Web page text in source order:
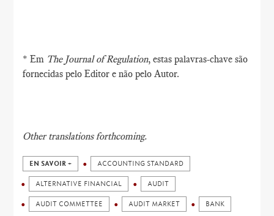
* Em The Journal of Regulation, estas palavras-chave são
fornecidas pelo Editor e não pelo Autor.
Other translations forthcoming.
EN SAVOIR + ACCOUNTING STANDARD
ALTERNATIVE FINANCIAL AUDIT
AUDIT COMMETTEE AUDIT MARKET BANK